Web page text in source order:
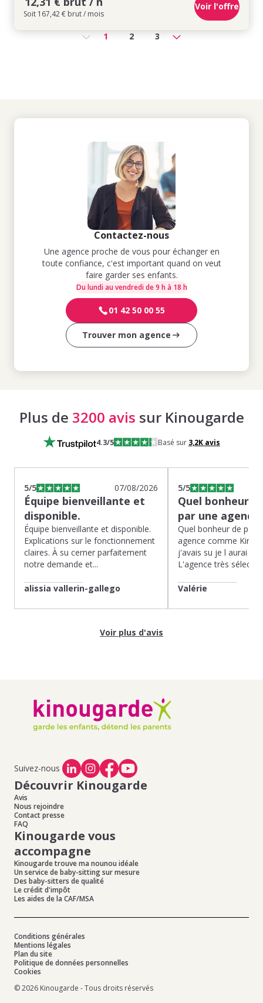
Soit 167,42 € brut / mois
Voir l'offre
1 2 3
Contactez-nous
Une agence proche de vous pour échanger en
toute confiance, c'est important quand on veut
faire garder ses enfants.
Du lundi au vendredi de 9 h à 18 h
01 42 50 00 55
Trouver mon agence
Plus de 3200 avis sur Kinougarde
4.3/5 Basé sur 3,2Kavis
5/5 07/08/2026
Équipe bienveillante et
disponible.
Équipe bienveillante et disponible.
Explications sur le fonctionnement
claires. À su cerner parfaitement
notre demande et...
alissia vallerin-gallego
5/5
Quel bonheur
par une
Quel bonheur de
agence comme
j'avais su je l aurai
L'agence très
Valérie
Voir plus d'avis
Suivez-nous
Découvrir Kinougarde
Avis
Nous rejoindre
Contact presse
FAQ
Kinougarde vous
accompagne
Kinougarde trouve ma nounou idéale
Un service de baby-sitting sur mesure
Des baby-sitters de qualité
Le crédit d'impôt
Les aides de la CAF/MSA
Conditions générales
Mentions légales
Plan du site
Politique de données personnelles
Cookies
© 2026 Kinougarde - Tous droits réservés